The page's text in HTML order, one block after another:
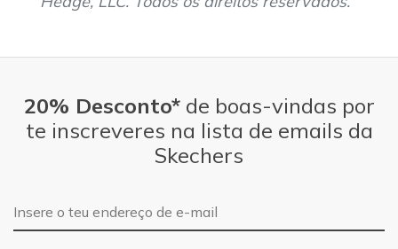
20% Desconto*de boas-vindas por
te inscreveres na lista de emails da
Skechers
Endereço de e-mail